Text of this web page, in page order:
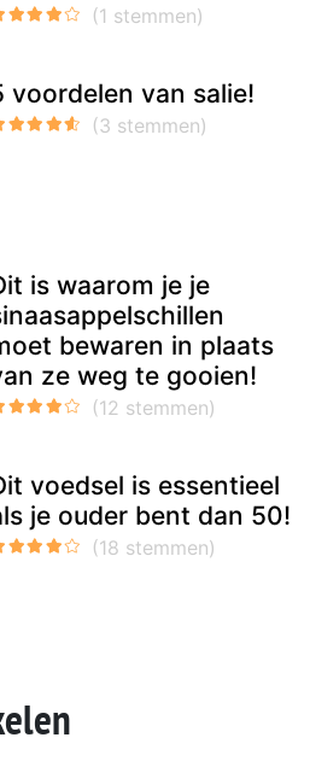
voordelen van salie!
is waarom je je
bewaren in plaats
ze weg te gooien!
voedsel is essentieel
je ouder bent dan 50!